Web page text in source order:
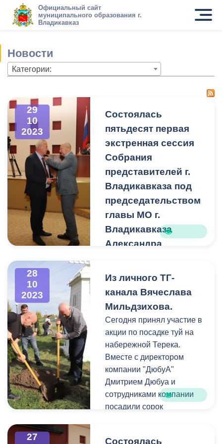
Официальный сайт
муниципального образования г.
Владикавказ
Новости
Категории:
29
10
2023
Состоялась
пятьдесят первая
экстренная сессия
Собрания
представителей г.
Владикавказа под
председательством
главы МО г.
Владикавказа
Александра
первая экстренная сессия
Собрания представителей
г. Владикавказа под
председательством главы
МО г. Владикавказа
Александра Пациорина.
В сессии принял участие
глава АМС г.
Владикавказа Вячеслав
Мильдзихов.
28
10
2023
Из личного ТГ-
канала Вячеслава
Мильдзихова.
Сегодня принял участие в
акции по посадке туй на
набережной Терека.
Вместе с директором
компании "ДюбуА"
Дмитрием Дюбуа и
сотрудниками компании
посадили сорок
27
Состоялась